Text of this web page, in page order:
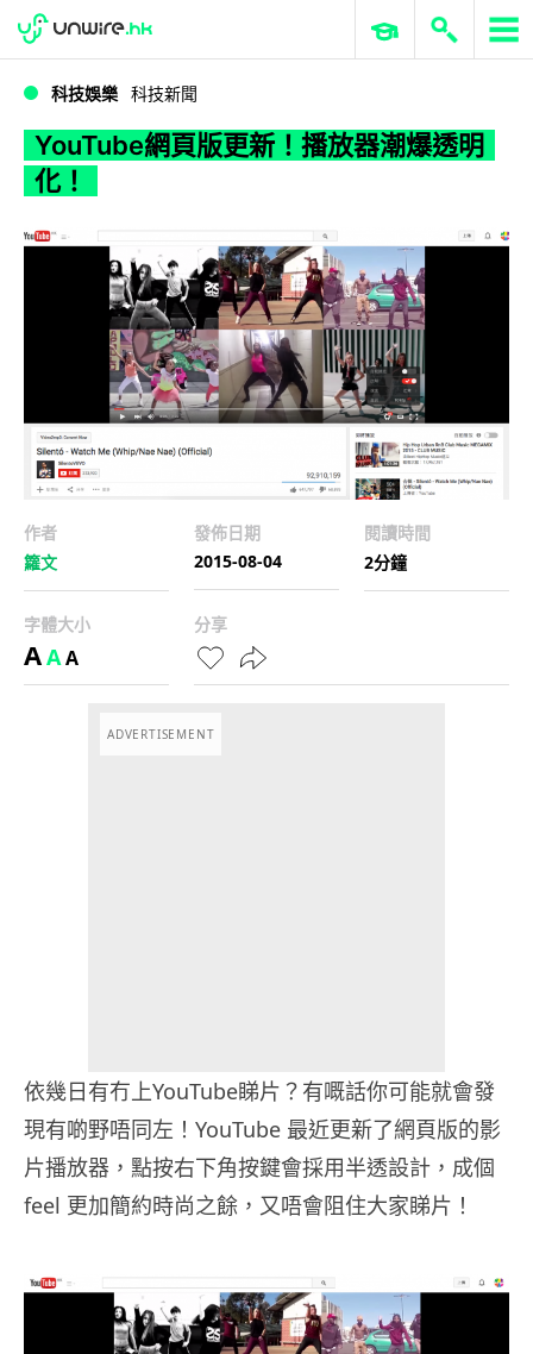
YouTube網頁版更新！播放器潮爆透明化！
WWDC 2026 ERP 與商業 AI
科技娛樂 科技新聞
YouTube網頁版更新！播放器潮爆透明
化！
作者
籮文
發佈日期
2015-08-04
閱讀時間
2分鐘
字體大小
AAA
分享
ADVERTISEMENT
依幾日有冇上YouTube睇片？有嘅話你可能就會發
現有啲野唔同左！YouTube 最近更新了網頁版的影
片播放器，點按右下角按鍵會採用半透設計，成個
feel 更加簡約時尚之餘，又唔會阻住大家睇片！